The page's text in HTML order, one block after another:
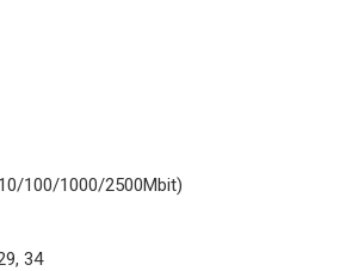
100/1000/2500Mbit)
34